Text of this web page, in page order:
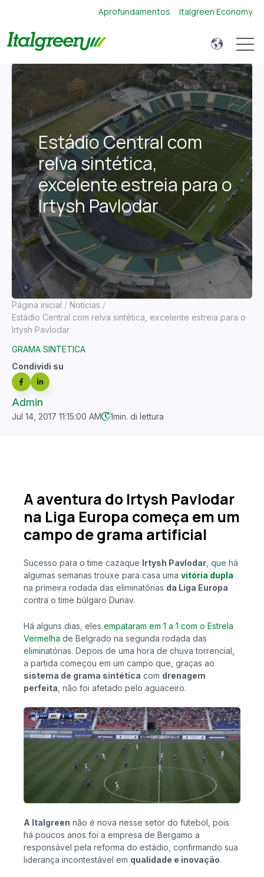
Aprofundamentos Italgreen Economy
Open
Página inicial
Notícias
Estádio Central com relva sintética, excelente estreia para o
Irtysh Pavlodar
GRAMA SINTETICA
Condividi su
Admin
Jul 14, 2017 11:15:00 AM 1min. di lettura
Estádio Central com
relva sintética,
excelente estreia para o
Irtysh Pavlodar
A aventura do Irtysh Pavlodar
na Liga Europa começa em um
campo de grama artificial
Sucesso para o time cazaque Irtysh Pavlodar , que há
algumas semanas trouxe para casa uma vitória dupla
na primeira rodada das eliminatórias da Liga Europa
contra o time búlgaro Dunav.
Há alguns dias, eles empataram em 1 a 1 com o Estrela
Vermelha de Belgrado na segunda rodada das
eliminatórias. Depois de uma hora de chuva torrencial,
a partida começou em um campo que, graças ao
sistema de grama sintética com drenagem
perfeita , não foi afetado pelo aguaceiro.
A Italgreen não é nova nesse setor do futebol, pois
há poucos anos foi a empresa de Bergamo a
responsável pela reforma do estádio, confirmando sua
liderança incontestável em qualidade e inovação.